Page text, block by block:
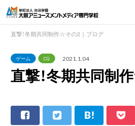
直撃！冬期共同制作☆その2｜ブログ
ゲーム CG 2021.1.04
直撃！冬期共同制